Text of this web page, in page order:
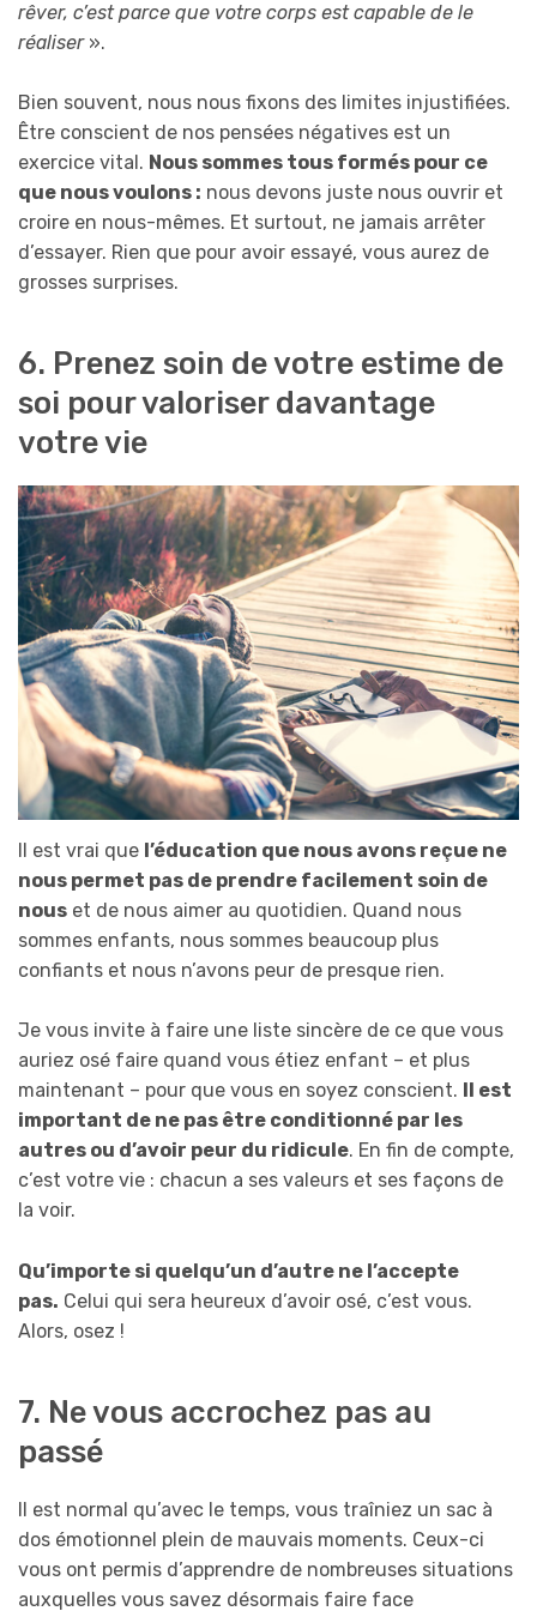
rêver, c’est parce que votre corps est capable de le
réaliser».
Bien souvent, nous nous fixons des limites injustifiées.
Être conscient de nos pensées négatives est un
exercice vital. Nous sommes tous formés pour ce
que nous voulons : nous devons juste nous ouvrir et
croire en nous-mêmes. Et surtout, ne jamais arrêter
d’essayer. Rien que pour avoir essayé, vous aurez de
grosses surprises.
6. Prenez soin de votre estime de
soi pour valoriser davantage
votre vie
Il est vrai que l’éducation que nous avons reçue ne
nous permet pas de prendre facilement soin de
nous et de nous aimer au quotidien. Quand nous
sommes enfants, nous sommes beaucoup plus
confiants et nous n’avons peur de presque rien.
Je vous invite à faire une liste sincère de ce que vous
auriez osé faire quand vous étiez enfant – et plus
maintenant – pour que vous en soyez conscient.
Il est
important de ne pas être conditionné par les
autres ou d’avoir peur du ridicule. En fin de compte,
c’est votre vie : chacun a ses valeurs et ses façons de
la voir.
Qu’importe si quelqu’un d’autre ne l’accepte
pas. Celui qui sera heureux d’avoir osé, c’est vous.
Alors, osez !
7. Ne vous accrochez pas au
passé
Il est normal qu’avec le temps, vous traîniez un sac à
dos émotionnel plein de mauvais moments. Ceux-ci
vous ont permis d’apprendre de nombreuses situations
auxquelles vous savez désormais faire face